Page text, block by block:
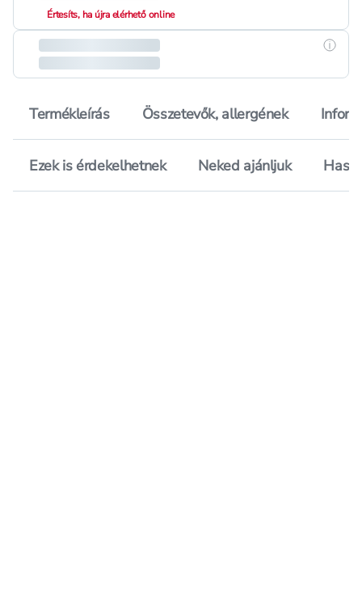
Értesíts, ha újra elérhető online
Termékleírás Összetevők, allergének
Ezek is érdekelhetnek Neked ajánljuk